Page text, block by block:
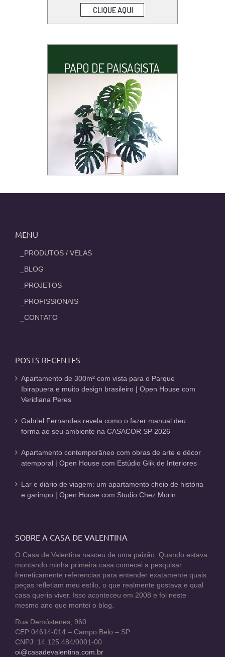
MENU
_PRODUTOS / VELAS
_BLOG
_PROJETOS
_PROFISSIONAIS
_CONTATO
POSTS RECENTES
Apartamento de 300m² com vista para o Parque
Ibirapuera e muito design brasileiro | Open House com
Veridiana Peres
Gabriel Fernandes revela como o fazer manual deu
forma ao seu ambiente na CASACOR SP 2026
Apartamento contemporâneo com obras de arte e décor
atemporal | Open House com Estúdio Glik de Interiores
Lar e diário de viagem: um apartamento cheio de história
e garimpo | Open House com Studio Chez Morin
SOBRE A CASA DE VALENTINA
O Casa de Valentina nasceu de uma paixão. Quando estava
montando minha primeira casa comecei a pesquisar
freneticamente referencias para entender exatamente quais
peças refletiam meu estilo, o que realmente gostava e qual
casa queria viver. Isso aconteceu em 2008 e foi neste
mesmo ano que montei o blog.
Rua Demóstenes, 960
CEP 04614-014 – Campo Belo – SP
CNPJ: 14.125.484/0001-00
oi@casadevalentina.com.br